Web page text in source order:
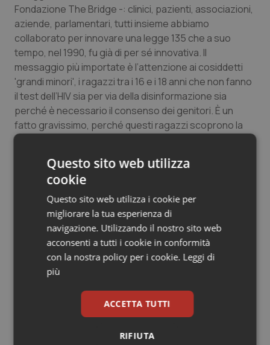
Salute orale & impianti
Sangue & coagulazione
Tiroide
Tumore al seno
Tumori del Polmone & Testa Collo
Tumori gastrointestinali
Ulcera & Reflusso
Vaccini
Fondazione The Bridge -: clinici, pazienti, associazioni,
aziende, parlamentari, tutti insieme abbiamo
collaborato per innovare una legge 135 che a suo
tempo, nel 1990, fu già di per sé innovativa. Il
messaggio più importate è l’attenzione ai cosiddetti
'grandi minori', i ragazzi tra i 16 e i 18 anni che non fanno
il test dell’HIV sia per via della disinformazione sia
perché è necessario il consenso dei genitori. È un
fatto gravissimo, perché questi ragazzi scoprono la
malattia a 20 anni perdendo così tre anni di trattamenti
scientifico è oramai dimostrato che se una persona è
trattata correttamente fin dall’insorgere della malattia,
questa persona non trasmetterà più il virus. E
l’epidemia, tutt’ora in corso, si contiene”.
26 Novembre 2019
© Riproduzione riservata
Questo sito web utilizza
cookie
Questo sito web utilizza i cookie per
migliorare la tua esperienza di
navigazione. Utilizzando il nostro sito web
acconsenti a tutti i cookie in conformità
con la nostra policy per i cookie. Leggi di
più
ACCETTA TUTTI
RIFIUTA